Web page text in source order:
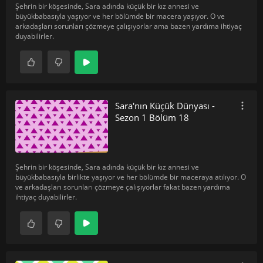
Şehrin bir köşesinde, Sara adında küçük bir kız annesi ve
büyükbabasıyla yaşıyor ve her bölümde bir macera yaşıyor. O ve
arkadaşları sorunları çözmeye çalışıyorlar ama bazen yardıma ihtiyaç
duyabilirler.
Sara'nın Küçük Dünyası -
Sezon 1 Bölüm 18
Şehrin bir köşesinde, Sara adında küçük bir kız annesi ve
büyükbabasıyla birlikte yaşıyor ve her bölümde bir maceraya atılıyor. O
ve arkadaşları sorunları çözmeye çalışıyorlar fakat bazen yardıma
ihtiyaç duyabilirler.